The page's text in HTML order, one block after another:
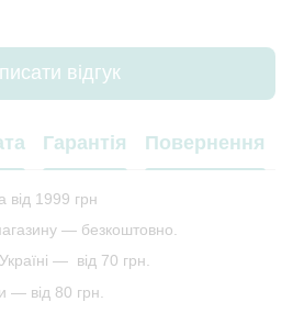
відгук
Гарантія Повернення
від 1999 грн
— безкоштовно.
— від 70 грн.
— від 80 грн.